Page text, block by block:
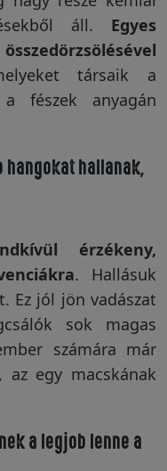
áll. Egyes
társaik a
fészek anyagán
hangokat hallanak,
érzékeny,
. Hallásuk
Ez jól jön vadászat
sok magas
számára már
az egy macskának
a legjob lenne a